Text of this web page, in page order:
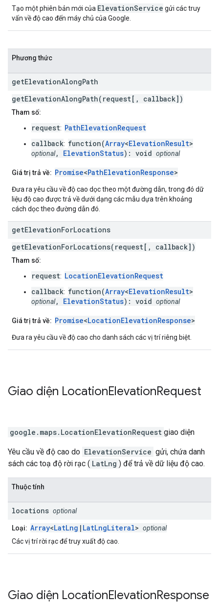
Tạo một phiên bản mới của ElevationService gửi các truy
vấn về độ cao đến máy chủ của Google.
Phương thức
getElevationAlongPath
getElevationAlongPath(request[, callback])
Tham số:
request: PathElevationRequest
callback: function(Array<ElevationResult>
optional, ElevationStatus): void optional
Giá trị trả về: Promise<PathElevationResponse>
Đưa ra yêu cầu về độ cao dọc theo một đường dẫn, trong đó dữ
liệu độ cao được trả về dưới dạng các mẫu dựa trên khoảng
cách dọc theo đường dẫn đó.
getElevationForLocations
getElevationForLocations(request[, callback])
Tham số:
request: LocationElevationRequest
callback: function(Array<ElevationResult>
optional, ElevationStatus): void optional
Giá trị trả về: Promise<LocationElevationResponse>
Đưa ra yêu cầu về độ cao cho danh sách các vị trí riêng biệt.
Giao diện LocationElevationRequest
google.maps. LocationElevationRequest giao diện
Yêu cầu về độ cao do ElevationService gửi, chứa danh
sách các toạ độ rời rạc ( LatLng ) để trả về dữ liệu độ cao.
Thuộc tính
locations optional
Loại: Array<LatLng | LatLngLiteral> optional
Các vị trí rời rạc để truy xuất độ cao.
Giao diện LocationElevationResponse